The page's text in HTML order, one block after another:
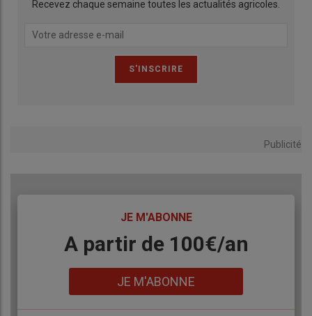
anthony.juillard@aura.chambagri.fr
Recevez chaque semaine toutes les actualités agricoles.
Publicité
JE M'ABONNE
BodyA partir de 100€/an
JE M'ABONNE